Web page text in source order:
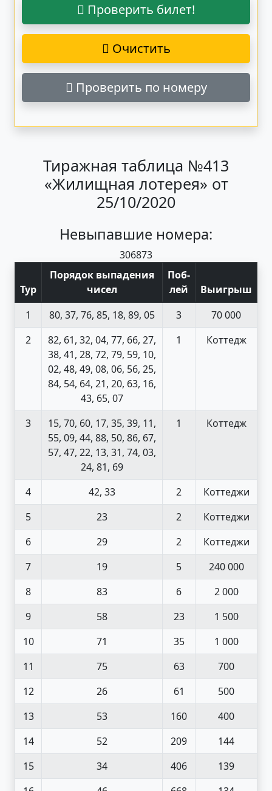
Проверить билет!
Очистить
Проверить по номеру
Тиражная таблица №413
«Жилищная лотерея» от
25/10/2020
Невыпавшие номера:
306873
Тур
Порядок выпадения
чисел
Поб-
лей
Выигрыш
1
80, 37, 76, 85, 18, 89, 05 3
70 000
2
82, 61, 32, 04, 77, 66, 27,
38, 41, 28, 72, 79, 59, 10,
02, 48, 49, 08, 06, 56, 25,
84, 54, 64, 21, 20, 63, 16,
43, 65, 07
1 Коттедж
3
15, 70, 60, 17, 35, 39, 11,
55, 09, 44, 88, 50, 86, 67,
57, 47, 22, 13, 31, 74, 03,
24, 81, 69
1 Коттедж
4 42, 33 2
Коттеджи
5
23 2
Коттеджи
6
29 2
Коттеджи
7
19 5
240 000
8
83 6
2 000
9
58 23
1 500
10
71 35
1 000
11
75 63
700
12
26 61
500
13
53 160
400
14
52 209
144
15
34 406
139